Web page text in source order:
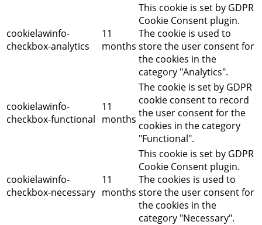
cookielawinfo-
checkbox-analytics
11
months
This cookie is set by GDPR
Cookie Consent plugin.
The cookie is used to
store the user consent for
the cookies in the
category "Analytics".
cookielawinfo-
checkbox-functional
11
months
The cookie is set by GDPR
cookie consent to record
the user consent for the
cookies in the category
"Functional".
cookielawinfo-
checkbox-necessary
11
months
This cookie is set by GDPR
Cookie Consent plugin.
The cookies is used to
store the user consent for
the cookies in the
category "Necessary".